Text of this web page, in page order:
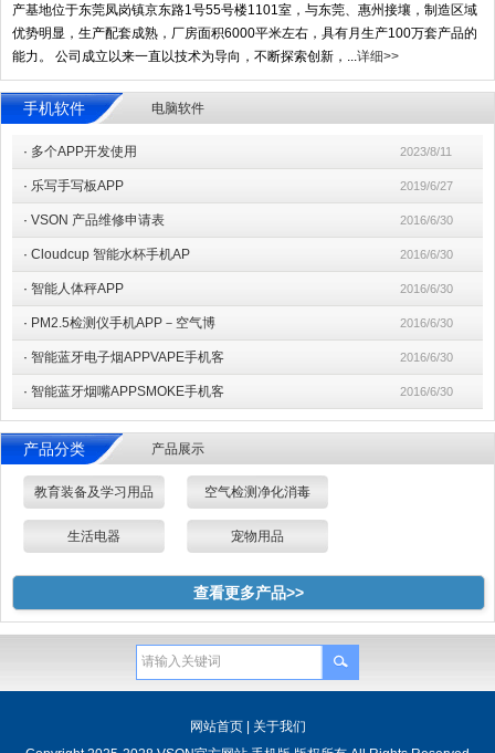
产基地位于东莞凤岗镇京东路1号55号楼1101室，与东莞、惠州接壤，制造区域
优势明显，生产配套成熟，厂房面积6000平米左右，具有月生产100万套产品的
能力。 公司成立以来一直以技术为导向，不断探索创新，...详细>>
手机软件 电脑软件
· 多个APP开发使用 2023/8/11
· 乐写手写板APP 2019/6/27
· VSON 产品维修申请表 2016/6/30
· Cloudcup 智能水杯手机AP 2016/6/30
· 智能人体秤APP 2016/6/30
· PM2.5检测仪手机APP－空气博 2016/6/30
· 智能蓝牙电子烟APPVAPE手机客 2016/6/30
· 智能蓝牙烟嘴APPSMOKE手机客 2016/6/30
产品分类 产品展示
教育装备及学习用品 空气检测净化消毒
生活电器 宠物用品
查看更多产品>>
网站首页| 关于我们